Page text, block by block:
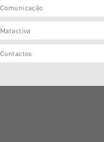
Comunicação
Matactiva
Contactos